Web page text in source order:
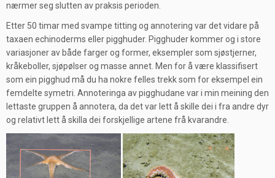
nærmer seg slutten av praksis perioden.
Etter 50 timar med svampe titting og annotering var det vidare på
taxaen echinoderms eller pigghuder. Pigghuder kommer og i store
variasjoner av både farger og former, eksempler som sjøstjerner,
kråkeboller, sjøpølser og masse annet. Men for å være klassifisert
som ein pigghud må du ha nokre felles trekk som for eksempel ein
femdelte symetri. Annoteringa av pigghudane var i min meining den
lettaste gruppen å annotera, da det var lett å skille dei i fra andre dyr
og relativt lett å skilla dei forskjellige artene frå kvarandre.